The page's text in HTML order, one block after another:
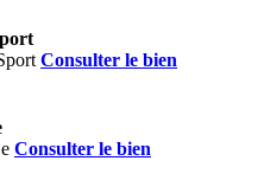
Consulter le bien
Consulter le bien